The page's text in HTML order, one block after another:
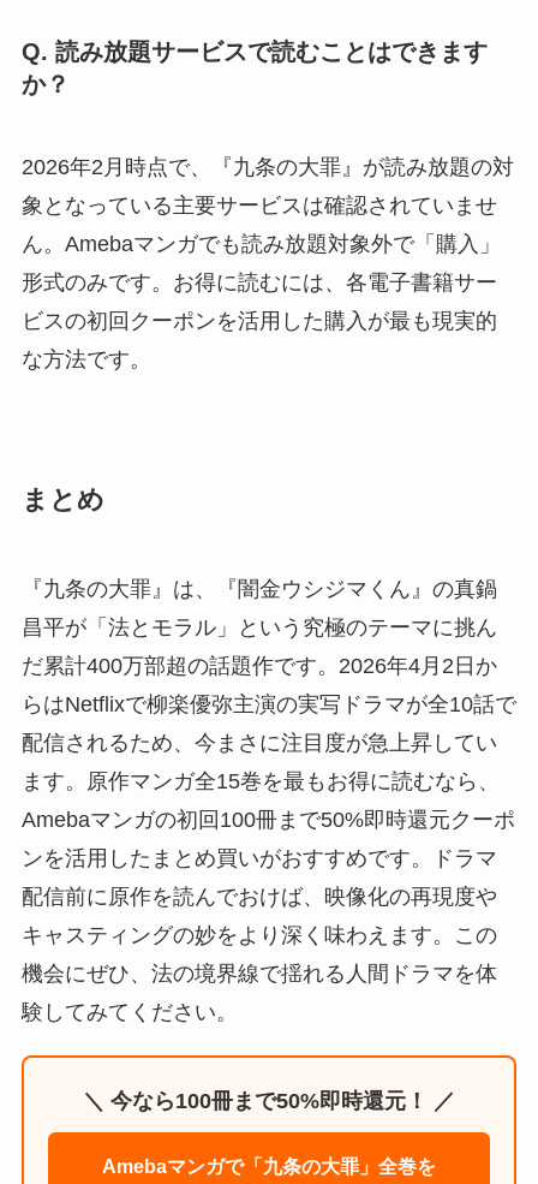
Q. 読み放題サービスで読むことはできます
か？
2026年2月時点で、『九条の大罪』が読み放題の対
象となっている主要サービスは確認されていませ
ん。Amebaマンガでも読み放題対象外で「購入」
形式のみです。お得に読むには、各電子書籍サー
ビスの初回クーポンを活用した購入が最も現実的
な方法です。
まとめ
『九条の大罪』は、『闇金ウシジマくん』の真鍋
昌平が「法とモラル」という究極のテーマに挑ん
だ累計400万部超の話題作です。2026年4月2日か
らはNetflixで柳楽優弥主演の実写ドラマが全10話で
配信されるため、今まさに注目度が急上昇してい
ます。原作マンガ全15巻を最もお得に読むなら、
Amebaマンガの初回100冊まで50%即時還元クーポ
ンを活用したまとめ買いがおすすめです。ドラマ
配信前に原作を読んでおけば、映像化の再現度や
キャスティングの妙をより深く味わえます。この
機会にぜひ、法の境界線で揺れる人間ドラマを体
験してみてください。
＼ 今なら100冊まで50%即時還元！ ／
Amebaマンガで「九条の大罪」全巻を